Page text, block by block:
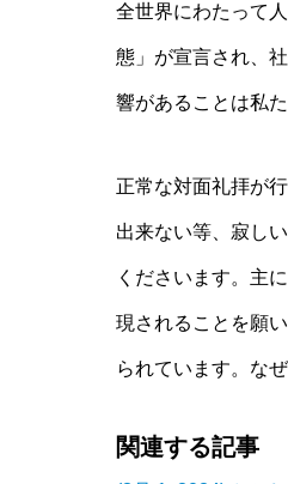
全世界にわたって
態」が宣言され、
響があることは私
正常な対面礼拝が
出来ない等、寂し
くださいます。主
現されることを願
られています。な
関連する記事